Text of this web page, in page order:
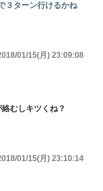
３ターン行けるかね
01/15(月) 23:09:08
むしキツくね？
01/15(月) 23:10:14